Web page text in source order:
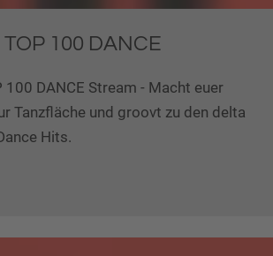
100 DANCE
100 DANCE Stream - Macht euer
Tanzfläche und groovt zu den delta
Hits.